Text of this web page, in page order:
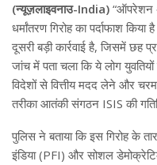
(न्यूज़लाइवनाउ-India) “ऑपरेशन
धर्मांतरण गिरोह का पर्दाफाश
दूसरी बड़ी कार्रवाई है, जिसमें छह
जांच में पता चला कि ये लोग
विदेशों से वित्तीय मदद लेने और
तरीका आतंकी संगठन ISIS की
पुलिस ने बताया कि इस गिरोह के
इंडिया (PFI) और सोशल